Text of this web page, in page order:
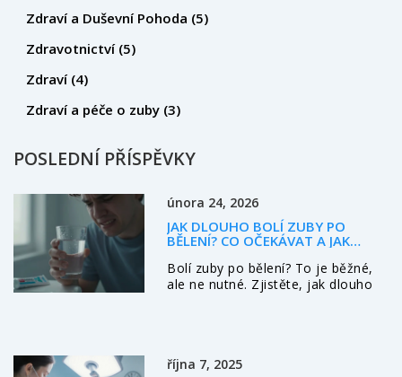
Zdraví a Duševní Pohoda (5)
Zdravotnictví (5)
Zdraví (4)
Zdraví a péče o zuby (3)
POSLEDNÍ PŘÍSPĚVKY
února 24, 2026
JAK DLOUHO BOLÍ ZUBY PO
BĚLENÍ? CO OČEKÁVAT A JAK
Bolí zuby po bělení? To je běžné,
ale ne nutné. Zjistěte, jak dlouho
října 7, 2025